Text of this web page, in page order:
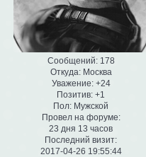
Сообщений:178
Откуда:Москва
Уважение: +24
Позитив: +1
Пол: Мужской
Провел на форуме:
23 дня 13 часов
Последний визит:
2017-04-26 19:55:44